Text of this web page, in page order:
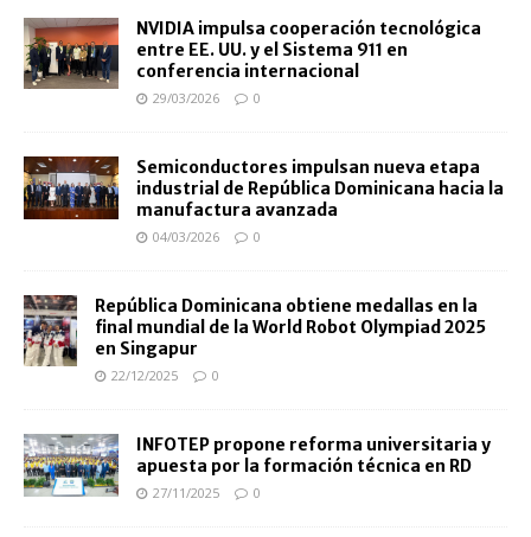
NVIDIA impulsa cooperación tecnológica
entre EE. UU. y el Sistema 911 en
conferencia internacional
29/03/2026 0
Semiconductores impulsan nueva etapa
industrial de República Dominicana hacia la
manufactura avanzada
04/03/2026 0
República Dominicana obtiene medallas en la
final mundial de la World Robot Olympiad 2025
en Singapur
22/12/2025 0
INFOTEP propone reforma universitaria y
apuesta por la formación técnica en RD
27/11/2025 0